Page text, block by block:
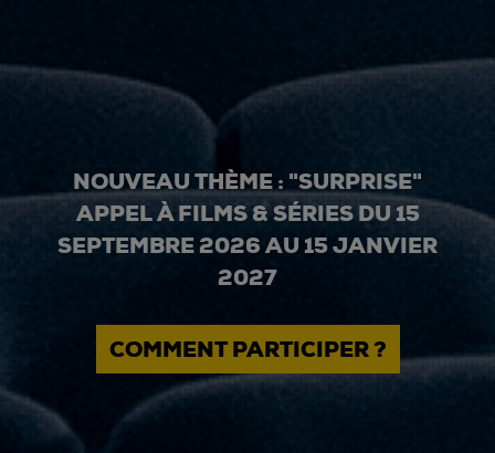
NOUVEAU THÈME : "SURPRISE"
APPEL À FILMS & SÉRIES DU 15
SEPTEMBRE 2026 AU 15 JANVIER
2027
COMMENT PARTICIPER ?